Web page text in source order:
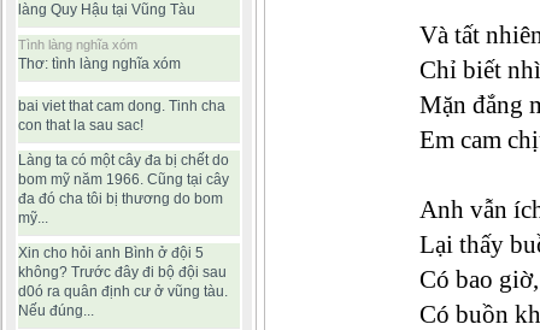
làng Quy Hậu tại Vũng Tàu
Tình làng nghĩa xóm
Thơ: tình làng nghĩa xóm
bai viet that cam dong. Tinh cha
con that la sau sac!
Làng ta có một cây đa bị chết do
bom mỹ năm 1966. Cũng tại cây
đa đó cha tôi bị thương do bom
mỹ...
Xin cho hỏi anh Bình ở đội 5
không? Trước đây đi bộ đội sau
d0ó ra quân định cư ở vũng tàu.
Nếu đúng...
Và tất
Chỉ biết
Mặn đắng
Em cam
Anh vẫn
Lại thấy
Có bao
Có buồn